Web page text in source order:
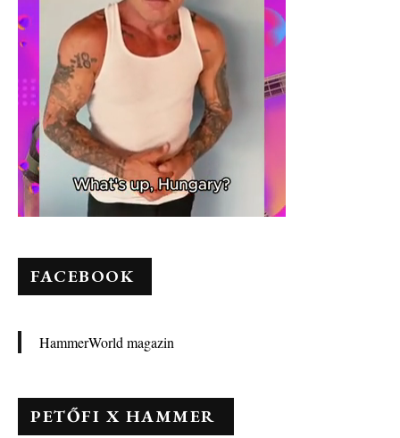
FACEBOOK
HammerWorld magazin
PETŐFI X HAMMER